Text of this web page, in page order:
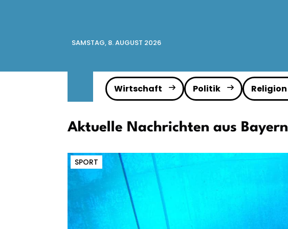
SAMSTAG, 8. AUGUST 2026
Wirtschaft Politik Religion
Aktuelle Nachrichten aus Bayern
SPORT